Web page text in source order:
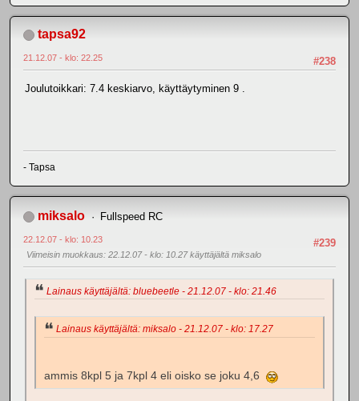
tapsa92
#238
21.12.07 - klo: 22.25
Joulutoikkari: 7.4 keskiarvo, käyttäytyminen 9 .
- Tapsa
miksalo Fullspeed RC
#239
22.12.07 - klo: 10.23
Viimeisin muokkaus: 22.12.07 - klo: 10.27 käyttäjältä miksalo
Lainaus käyttäjältä: bluebeetle - 21.12.07 - klo: 21.46
Lainaus käyttäjältä: miksalo - 21.12.07 - klo: 17.27
ammis 8kpl 5 ja 7kpl 4 eli oisko se joku 4,6